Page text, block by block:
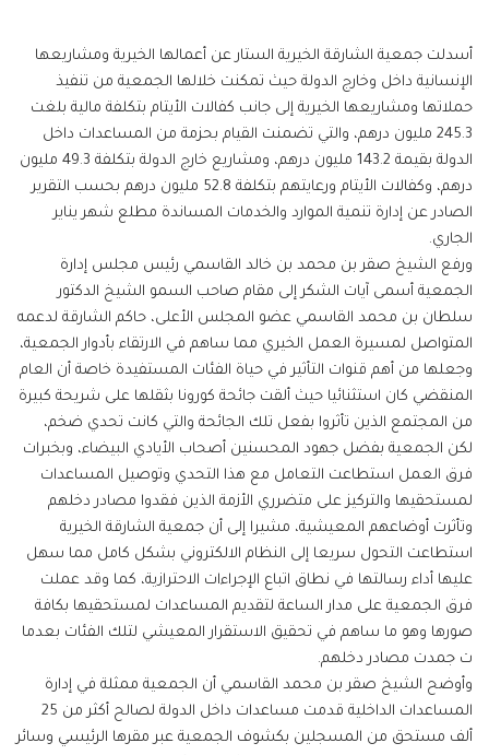
أسدلت جمعية الشارقة الخيرية الستار عن أعمالها الخيرية ومشاريعها
الإنسانية داخل وخارج الدولة حيث تمكنت خلالها الجمعية من تنفيذ
حملاتها ومشاريعها الخيرية إلى جانب كفالات الأيتام بتكلفة مالية بلغت
245.3 مليون درهم، والتي تضمنت القيام بحزمة من المساعدات داخل
الدولة بقيمة 143.2 مليون درهم، ومشاريع خارج الدولة بتكلفة 49.3 مليون
درهم، وكفالات الأيتام ورعايتهم بتكلفة 52.8 مليون درهم بحسب التقرير
الصادر عن إدارة تنمية الموارد والخدمات المساندة مطلع شهر يناير
الجاري.
ورفع الشيخ صقر بن محمد بن خالد القاسمي رئيس مجلس إدارة
الجمعية أسمى آيات الشكر إلى مقام صاحب السمو الشيخ الدكتور
سلطان بن محمد القاسمي عضو المجلس الأعلى، حاكم الشارقة لدعمه
المتواصل لمسيرة العمل الخيري مما ساهم في الارتقاء بأدوار الجمعية،
وجعلها من أهم قنوات التأثير في حياة الفئات المستفيدة خاصة أن العام
المنقضي كان استثنائيا حيث ألقت جائحة كورونا بثقلها على شريحة كبيرة
من المجتمع الذين تأثروا بفعل تلك الجائحة والتي كانت تحدي ضخم،
لكن الجمعية بفضل جهود المحسنين أصحاب الأيادي البيضاء، وبخبرات
فرق العمل استطاعت التعامل مع هذا التحدي وتوصيل المساعدات
لمستحقيها والتركيز على متضرري الأزمة الذين فقدوا مصادر دخلهم
وتأثرت أوضاعهم المعيشية، مشيرا إلى أن جمعية الشارقة الخيرية
استطاعت التحول سريعا إلى النظام الالكتروني بشكل كامل مما سهل
عليها أداء رسالتها في نطاق اتباع الإجراءات الاحترازية، كما وقد عملت
فرق الجمعية على مدار الساعة لتقديم المساعدات لمستحقيها بكافة
صورها وهو ما ساهم في تحقيق الاستقرار المعيشي لتلك الفئات بعدما
ت جمدت مصادر دخلهم.
وأوضح الشيخ صقر بن محمد القاسمي أن الجمعية ممثلة في إدارة
المساعدات الداخلية قدمت مساعدات داخل الدولة لصالح أكثر من 25
ألف مستحق من المسجلين بكشوف الجمعية عبر مقرها الرئيسي وسائر